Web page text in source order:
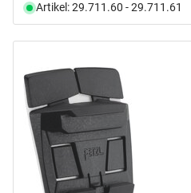
Artikel: 29.711.60 - 29.711.61